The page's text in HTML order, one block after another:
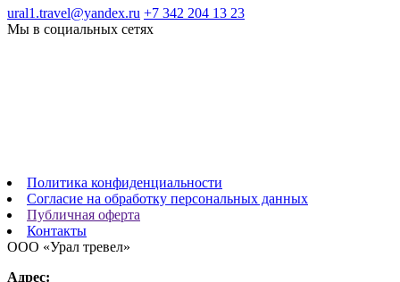
ural1.travel@yandex.ru +7 342 204 13 23
Мы в социальных сетях
Политика конфиденциальности
Согласие на обработку персональных данных
Публичная оферта
Контакты
ООО «Урал тревел»
Адрес: